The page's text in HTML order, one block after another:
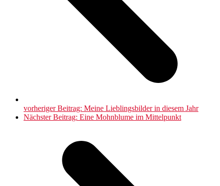
vorheriger Beitrag: Meine Lieblingsbilder in diesem Jahr
Nächster Beitrag: Eine Mohnblume im Mittelpunkt